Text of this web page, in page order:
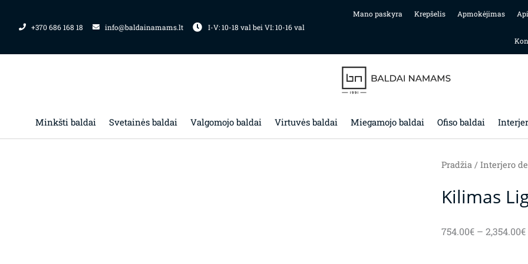
+370 686 168 18 info@baldainamams.lt I-V: 10-18 val bei VI: 10-16 val
Mano paskyra Krepšelis Apmokėjimas
Minkšti baldai Svetainės baldai Valgomojo baldai Virtuvės baldai Miegamojo baldai Ofiso baldai
Pradžia/ Interjero
Kilimas
754.00€ – 2,354.00€